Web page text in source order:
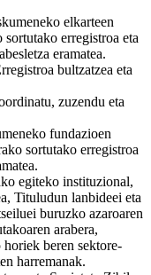
elkarteen
erregistroa eta
eramatea.
bultzatzea eta
zuzendu eta
fundazioen
sortutako erregistroa
egiteko instituzional,
Tituludun lanbideei eta
buruzko azaroaren
arabera,
beren sektore-
harremanak.